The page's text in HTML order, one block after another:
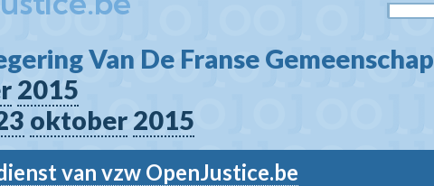
Van De Franse Gemeenschap
2015
oktober 2015
van vzw OpenJustice.be